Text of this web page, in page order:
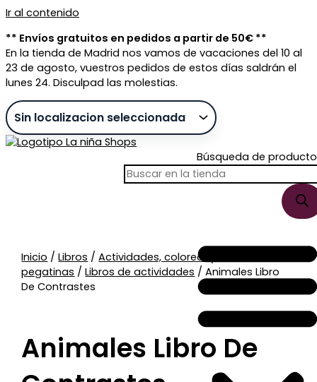
Ir al contenido
** Envíos gratuitos en pedidos a partir de 50€ **
En la tienda de Madrid nos vamos de vacaciones del 10 al
23 de agosto, vuestros pedidos de estos días saldrán el
lunes 24. Disculpad las molestias.
Búsqueda de
Inicio /Libros /Actividades, colorear y
pegatinas /Libros de actividades / Animales Libro
De Contrastes
Animales Libro De